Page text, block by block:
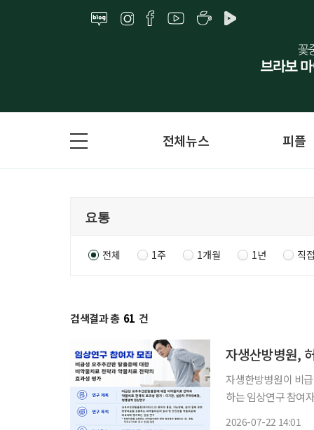
전체뉴스 피플
전체 1주 1개월 1년 직
검색결과 총 61 건
자생산방병원,
자생한방병원이 비
하는 임상연구 참여자를 모집한다. 이번 연구는 허리
2026-07-22 14:01